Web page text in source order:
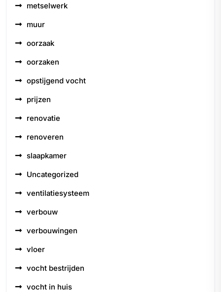
metselwerk
muur
oorzaak
oorzaken
opstijgend vocht
prijzen
renovatie
renoveren
slaapkamer
Uncategorized
ventilatiesysteem
verbouw
verbouwingen
vloer
vocht bestrijden
vocht in huis